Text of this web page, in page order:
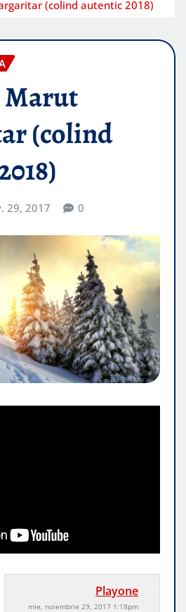
(colind autentic 2018)
Marut
(colind
29, 2017 0
Playone
mie, noiembrie 29, 2017 1:18pm